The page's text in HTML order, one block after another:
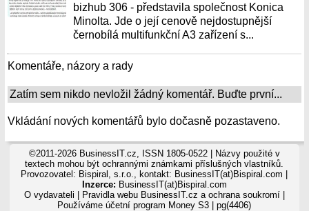
bizhub 306 - představila společnost Konica
Minolta. Jde o její cenově nejdostupnější
černobílá multifunkční A3 zařízení s...
Komentáře, názory a rady
Zatím sem nikdo nevložil žádný komentář. Buďte první...
Vkládání nových komentářů bylo dočasně pozastaveno.
©2011-2026 BusinessIT.cz, ISSN 1805-0522 | Názvy použité v
textech mohou být ochrannými známkami příslušných vlastníků.
Provozovatel: Bispiral, s.r.o., kontakt: BusinessIT(at)Bispiral.com |
Inzerce: BusinessIT(at)Bispiral.com
O vydavateli
Pravidla webu BusinessIT.cz a ochrana soukromí|
Používámeúčetní program Money S3 | pg(4406)